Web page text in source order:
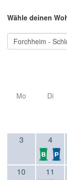
Wähle deinen
Forchheim -
Mo Di
3 4
10 11